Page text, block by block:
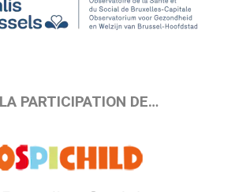
PARTICIPATION DE…